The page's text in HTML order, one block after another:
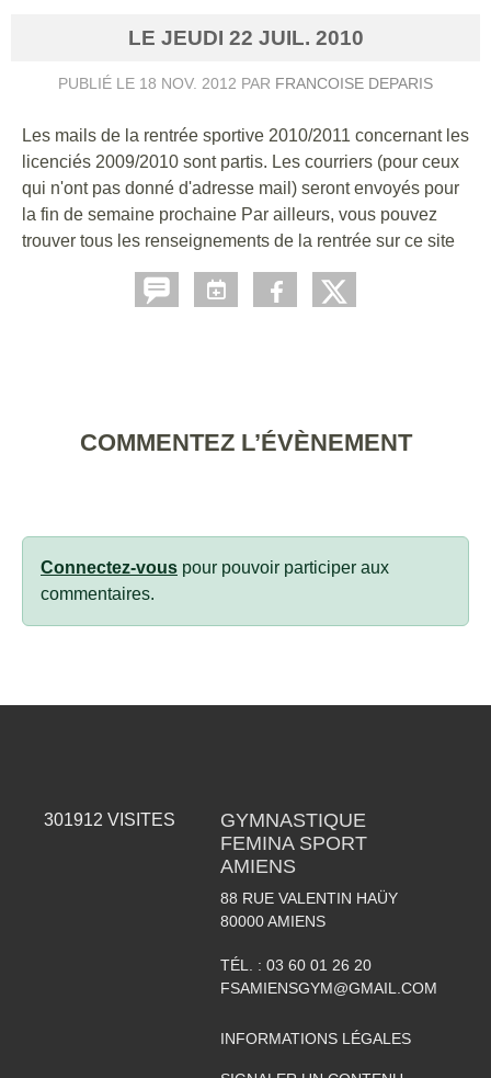
LE JEUDI 22 JUIL. 2010
PUBLIÉ LE 18 NOV. 2012 PAR FRANCOISE DEPARIS
Les mails de la rentrée sportive 2010/2011 concernant les
licenciés 2009/2010 sont partis. Les courriers (pour ceux
qui n'ont pas donné d'adresse mail) seront envoyés pour
la fin de semaine prochaine Par ailleurs, vous pouvez
trouver tous les renseignements de la rentrée sur ce site
COMMENTEZ L’ÉVÈNEMENT
Connectez-vous pour pouvoir participer aux
commentaires.
301912 VISITES
GYMNASTIQUE
FEMINA SPORT
AMIENS
88 RUE VALENTIN HAÜY
80000 AMIENS
TÉL. : 03 60 01 26 20
FSAMIENSGYM@GMAIL.COM
INFORMATIONS LÉGALES